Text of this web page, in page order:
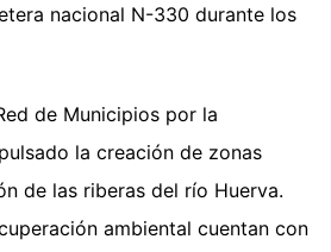
nacional N-330 durante los
de Municipios por la
la creación de zonas
de las riberas del río Huerva.
ambiental cuentan con